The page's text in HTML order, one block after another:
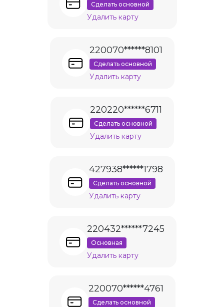
Сделать основной
Удалить карту
220070******8101
Сделать основной
Удалить карту
220220******6711
Сделать основной
Удалить карту
427938******1798
Сделать основной
Удалить карту
220432******7245
Основная
Удалить карту
220070******4761
Сделать основной